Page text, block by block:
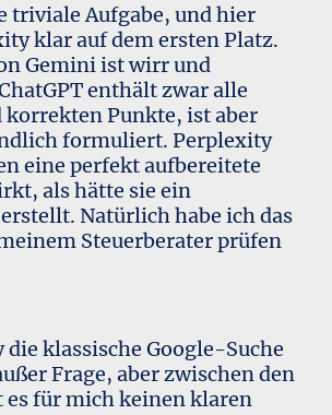
triviale Aufgabe, und hier
klar auf dem ersten Platz.
Gemini ist wirr und
enthält zwar alle
Punkte, ist aber
formuliert. Perplexity
eine perfekt aufbereitete
als hätte sie ein
Natürlich habe ich das
Steuerberater prüfen
die klassische Google-Suche
Frage, aber zwischen den
es für mich keinen klaren